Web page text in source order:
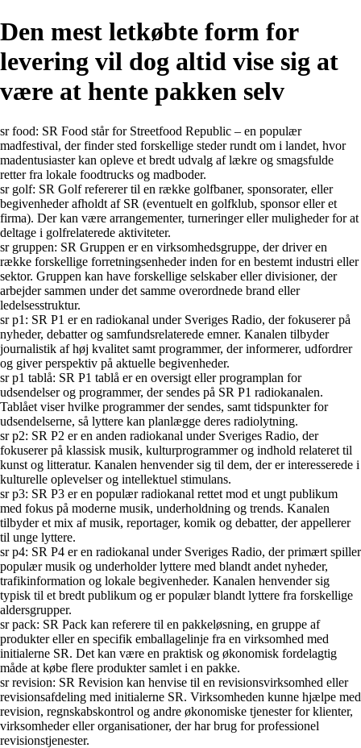
Den mest letkøbte form for
levering vil dog altid vise sig at
være at hente pakken selv
sr food: SR Food står for Streetfood Republic – en populær
madfestival, der finder sted forskellige steder rundt om i landet, hvor
madentusiaster kan opleve et bredt udvalg af lækre og smagsfulde
retter fra lokale foodtrucks og madboder.
sr golf: SR Golf refererer til en række golfbaner, sponsorater, eller
begivenheder afholdt af SR (eventuelt en golfklub, sponsor eller et
firma). Der kan være arrangementer, turneringer eller muligheder for at
deltage i golfrelaterede aktiviteter.
sr gruppen: SR Gruppen er en virksomhedsgruppe, der driver en
række forskellige forretningsenheder inden for en bestemt industri eller
sektor. Gruppen kan have forskellige selskaber eller divisioner, der
arbejder sammen under det samme overordnede brand eller
ledelsesstruktur.
sr p1: SR P1 er en radiokanal under Sveriges Radio, der fokuserer på
nyheder, debatter og samfundsrelaterede emner. Kanalen tilbyder
journalistik af høj kvalitet samt programmer, der informerer, udfordrer
og giver perspektiv på aktuelle begivenheder.
sr p1 tablå: SR P1 tablå er en oversigt eller programplan for
udsendelser og programmer, der sendes på SR P1 radiokanalen.
Tablået viser hvilke programmer der sendes, samt tidspunkter for
udsendelserne, så lyttere kan planlægge deres radiolytning.
sr p2: SR P2 er en anden radiokanal under Sveriges Radio, der
fokuserer på klassisk musik, kulturprogrammer og indhold relateret til
kunst og litteratur. Kanalen henvender sig til dem, der er interesserede i
kulturelle oplevelser og intellektuel stimulans.
sr p3: SR P3 er en populær radiokanal rettet mod et ungt publikum
med fokus på moderne musik, underholdning og trends. Kanalen
tilbyder et mix af musik, reportager, komik og debatter, der appellerer
til unge lyttere.
sr p4: SR P4 er en radiokanal under Sveriges Radio, der primært spiller
populær musik og underholder lyttere med blandt andet nyheder,
trafikinformation og lokale begivenheder. Kanalen henvender sig
typisk til et bredt publikum og er populær blandt lyttere fra forskellige
aldersgrupper.
sr pack: SR Pack kan referere til en pakkeløsning, en gruppe af
produkter eller en specifik emballagelinje fra en virksomhed med
initialerne SR. Det kan være en praktisk og økonomisk fordelagtig
måde at købe flere produkter samlet i en pakke.
sr revision: SR Revision kan henvise til en revisionsvirksomhed eller
revisionsafdeling med initialerne SR. Virksomheden kunne hjælpe med
revision, regnskabskontrol og andre økonomiske tjenester for klienter,
virksomheder eller organisationer, der har brug for professionel
revisionstjenester.